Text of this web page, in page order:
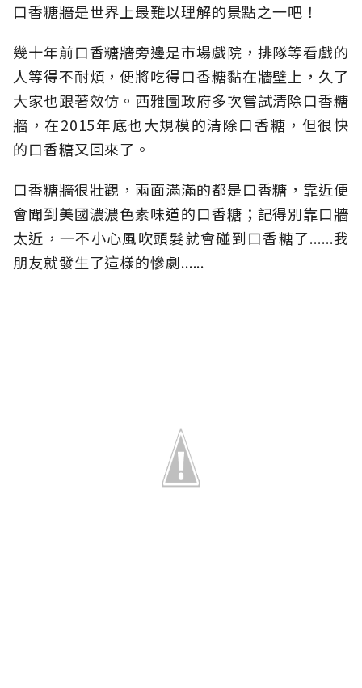
口香糖牆是世界上最難以理解的景點之一吧！
幾十年前口香糖牆旁邊是市場戲院，排隊等看戲的
人等得不耐煩，便將吃得口香糖黏在牆壁上，久了
大家也跟著效仿。西雅圖政府多次嘗試清除口香糖
牆，在2015年底也大規模的清除口香糖，但很快
的口香糖又回來了。
口香糖牆很壯觀，兩面滿滿的都是口香糖，靠近便
會聞到美國濃濃色素味道的口香糖；記得別靠口牆
太近，一不小心風吹頭髮就會碰到口香糖了......我
朋友就發生了這樣的慘劇......